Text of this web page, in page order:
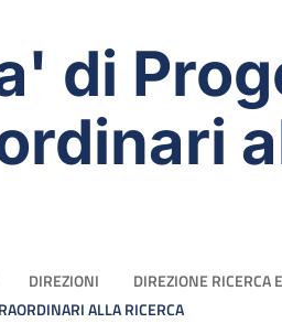
di
DIREZIONI DIREZIONE RICERCA
ALLA RICERCA